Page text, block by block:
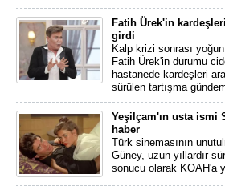
Fatih Ürek'in
girdi
Kalp krizi sonrası
Fatih Ürek'in durumu
hastanede kardeşleri
sürülen tartışma
Yeşilçam'ın usta ismi
haber
Türk sinemasının
Güney, uzun yıllardır
sonucu olarak KOAH'a